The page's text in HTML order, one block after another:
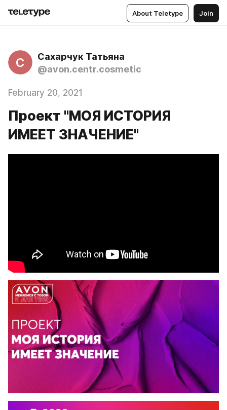
About Teletype Join
С
Сахарчук Татьяна
@avon.centr.cosmetic
February 20, 2021
Проект "МОЯ ИСТОРИЯ
ИМЕЕТ ЗНАЧЕНИЕ"